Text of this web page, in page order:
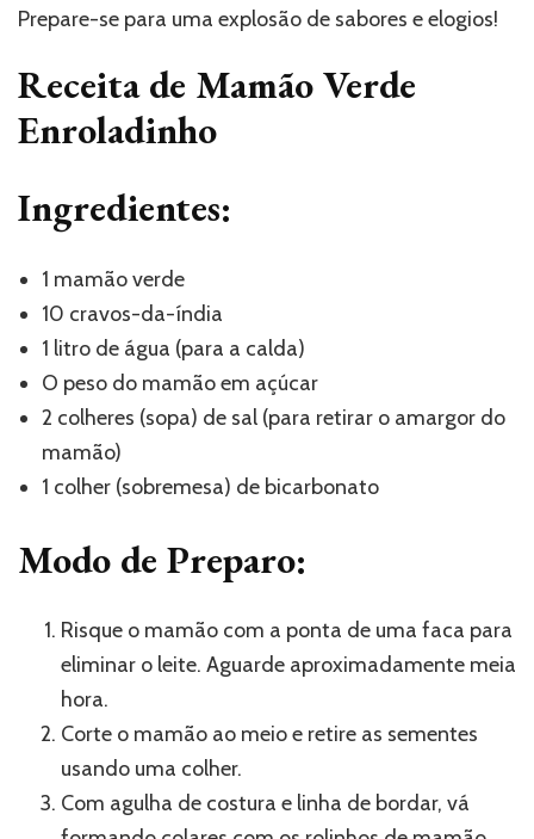
Prepare-se para uma explosão de sabores e elogios!
Receita de Mamão Verde
Enroladinho
Ingredientes:
1 mamão verde
10 cravos-da-índia
1 litro de água (para a calda)
O peso do mamão em açúcar
2 colheres (sopa) de sal (para retirar o amargor do
mamão)
1 colher (sobremesa) de bicarbonato
Modo de Preparo:
Risque o mamão com a ponta de uma faca para
eliminar o leite. Aguarde aproximadamente meia
hora.
Corte o mamão ao meio e retire as sementes
usando uma colher.
Com agulha de costura e linha de bordar, vá